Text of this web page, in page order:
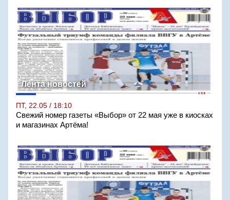
Лента новостей
ПТ, 22.05 / 18:10
Свежий номер газеты «Выбор» от 22 мая уже в киосках
и магазинах Артёма!